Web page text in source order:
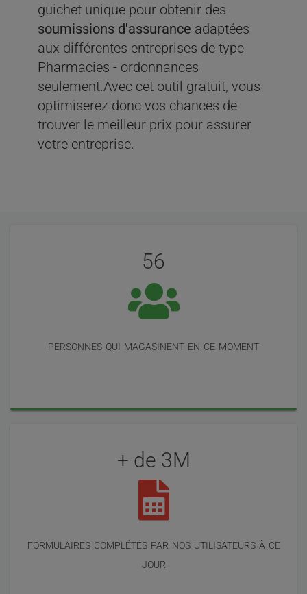
guichet unique pour obtenir des
soumissions d'assurance adaptées
aux différentes entreprises de type
Pharmacies - ordonnances
seulement.Avec cet outil gratuit, vous
optimiserez donc vos chances de
trouver le meilleur prix pour assurer
votre entreprise.
56
personnes qui magasinent en ce moment
+ de 3M
formulaires complétés par nos utilisateurs à ce
jour